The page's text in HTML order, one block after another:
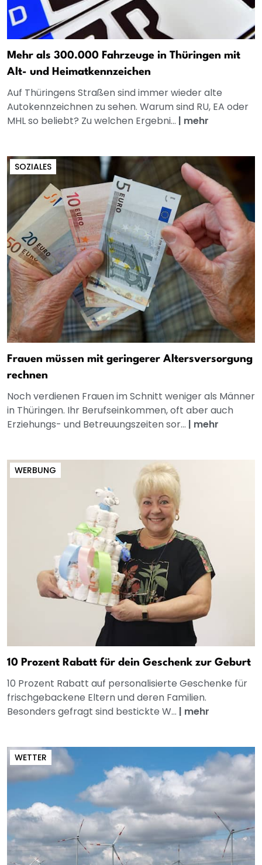
Mehr als 300.000 Fahrzeuge in Thüringen mit
Alt- und Heimatkennzeichen
Auf Thüringens Straßen sind immer wieder alte
Autokennzeichnen zu sehen. Warum sind RU, EA oder
MHL so beliebt? Zu welchen Ergebni... | mehr
SOZIALES
Frauen müssen mit geringerer Altersversorgung
rechnen
Noch verdienen Frauen im Schnitt weniger als Männer
in Thüringen. Ihr Berufseinkommen, oft aber auch
Erziehungs- und Betreuungszeiten sor... | mehr
WERBUNG
10 Prozent Rabatt für dein Geschenk zur Geburt
10 Prozent Rabatt auf personalisierte Geschenke für
frischgebackene Eltern und deren Familien.
Besonders gefragt sind bestickte W... | mehr
WETTER